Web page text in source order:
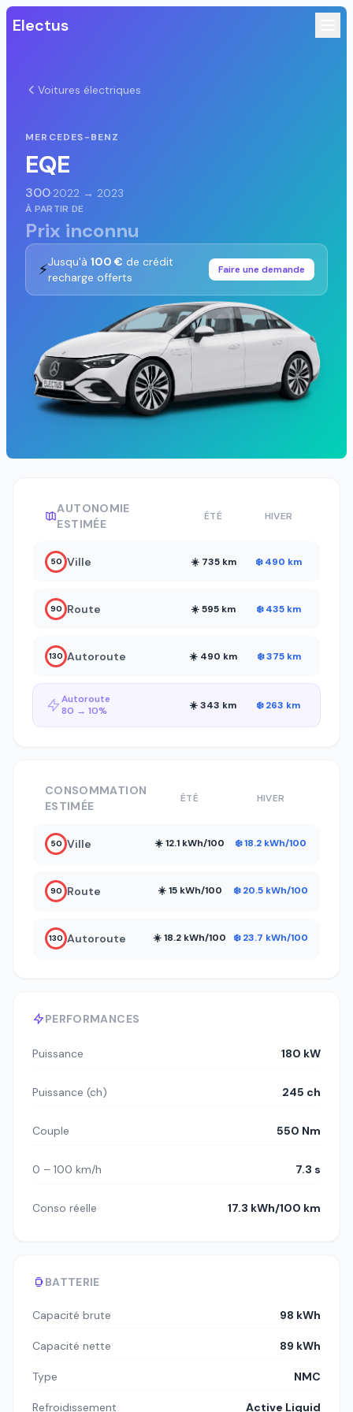
Electus
Voitures électriques
MERCEDES-BENZ
EQE
300·2022 → 2023
À PARTIR DE
Prix inconnu
⚡Jusqu'à 100 € de crédit
recharge offerts
Faire une demande
AUTONOMIE
ESTIMÉE
ÉTÉ HIVER
50 Ville ☀️ 735 km ❄️ 490 km
90 Route ☀️ 595 km ❄️ 435 km
130 Autoroute ☀️ 490 km ❄️ 375 km
Autoroute
80 → 10%
☀️ 343 km ❄️ 263 km
PERFORMANCES
Puissance 180 kW
Puissance (ch) 245 ch
Couple 550 Nm
0 – 100 km/h 7.3 s
Conso réelle 17.3 kWh/100 km
BATTERIE
Capacité brute 98 kWh
Capacité nette 89 kWh
Type NMC
Refroidissement Active Liquid
CONSOMMATION
ESTIMÉE
ÉTÉ HIVER
50 Ville ☀️ 12.1 kWh/100 ❄️ 18.2 kWh/100
90 Route ☀️ 15 kWh/100 ❄️ 20.5 kWh/100
130 Autoroute ☀️ 18.2 kWh/100 ❄️ 23.7 kWh/100